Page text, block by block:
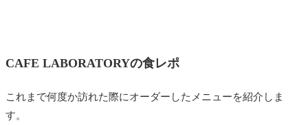
CAFE LABORATORYの食レポ
これまで何度か訪れた際にオーダーしたメニューを紹介しま
す。